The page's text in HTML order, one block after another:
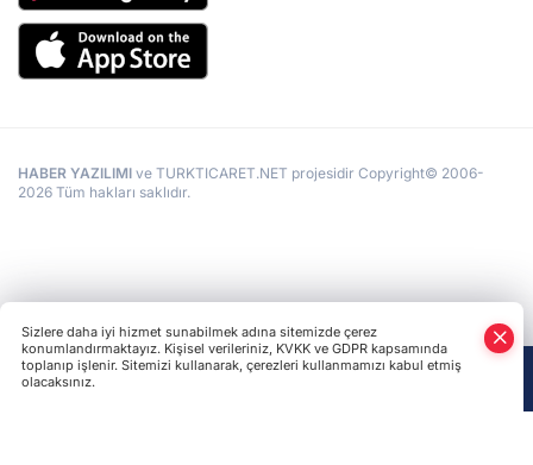
HABER YAZILIMI ve TURKTICARET.NET projesidir Copyright© 2006-
2026 Tüm hakları saklıdır.
Sizlere daha iyi hizmet sunabilmek adına sitemizde çerez
konumlandırmaktayız. Kişisel verileriniz, KVKK ve GDPR kapsamında
toplanıp işlenir. Sitemizi kullanarak, çerezleri kullanmamızı kabul etmiş
olacaksınız.